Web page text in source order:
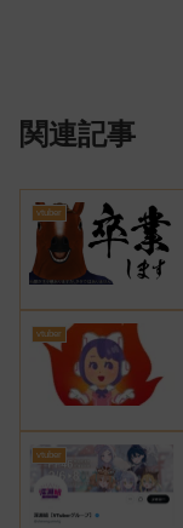
関連記事
vtuber
vtuber
vtuber